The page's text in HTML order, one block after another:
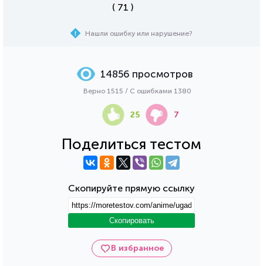
( 71 )
Нашли ошибку или нарушение?
В избранное
Поделиться тестом
Скопируйте прямую ссылку
Скопировать
14856 просмотров
Верно 1515 / С ошибками 1380
25 7